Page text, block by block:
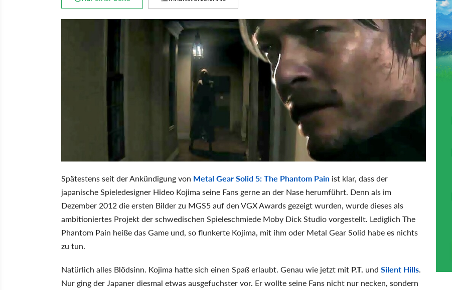
Spätestens seit der Ankündigung von Metal Gear Solid 5: The Phantom Pain ist klar, dass der
japanische Spieledesigner Hideo Kojima seine Fans gerne an der Nase herumführt. Denn als im
Dezember 2012 die ersten Bilder zu MGS5 auf den VGX Awards gezeigt wurden, wurde dieses als
ambitioniertes Projekt der schwedischen Spieleschmiede Moby Dick Studio vorgestellt. Lediglich The
Phantom Pain heiße das Game und, so flunkerte Kojima, mit ihm oder Metal Gear Solid habe es nichts
zu tun.
Natürlich alles Blödsinn. Kojima hatte sich einen Spaß erlaubt. Genau wie jetzt mit P.T. und Silent Hills.
Nur ging der Japaner diesmal etwas ausgefuchster vor. Er wollte seine Fans nicht nur necken, sondern